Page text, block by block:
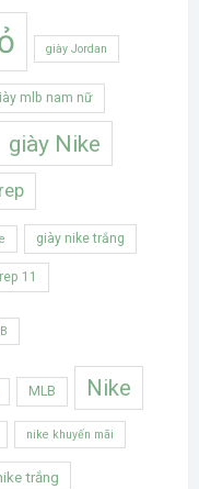
giày Jordan
mlb nam nữ
giày Nike
giày nike trắng
11
MLB Nike
nike khuyến mãi
trắng